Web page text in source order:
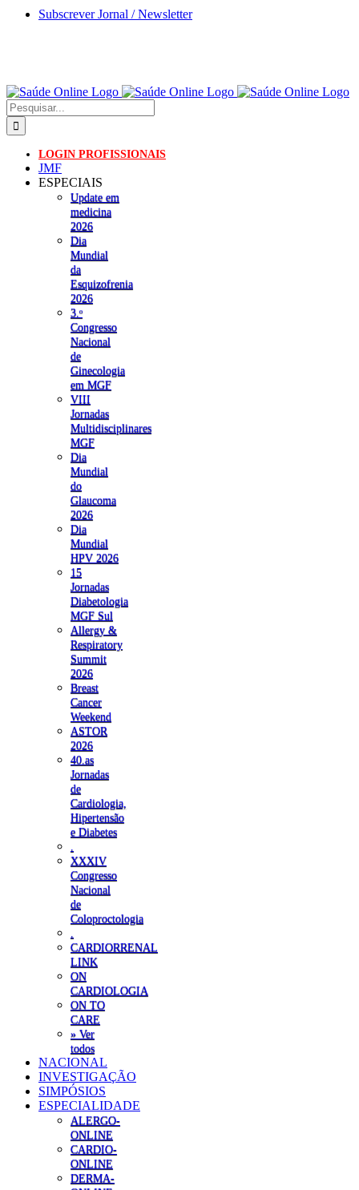
Skip
Subscrever Jornal / Newsletter
Pesquisar
LOGIN PROFISSIONAIS
JMF
ESPECIAIS
Update em
medicina
2026
Dia
Mundial
da
Esquizofrenia
2026
3.ᵒ
Congresso
Nacional
de
Ginecologia
em MGF
VIII
Jornadas
Multidisciplinares
MGF
Dia
Mundial
do
Glaucoma
2026
Dia
Mundial
HPV 2026
15
Jornadas
Diabetologia
MGF Sul
Allergy &
Respiratory
Summit
2026
Breast
Cancer
Weekend
ASTOR
2026
40.as
Jornadas
de
Cardiologia,
Hipertensão
e Diabetes
XXXIV
Congresso
Nacional
de
Coloproctologia
CARDIORRENAL
LINK
ON
CARDIOLOGIA
ON TO
CARE
» Ver
todos
NACIONAL
INVESTIGAÇÃO
SIMPÓSIOS
ESPECIALIDADE
ALERGO-
ONLINE
CARDIO-
ONLINE
DERMA-